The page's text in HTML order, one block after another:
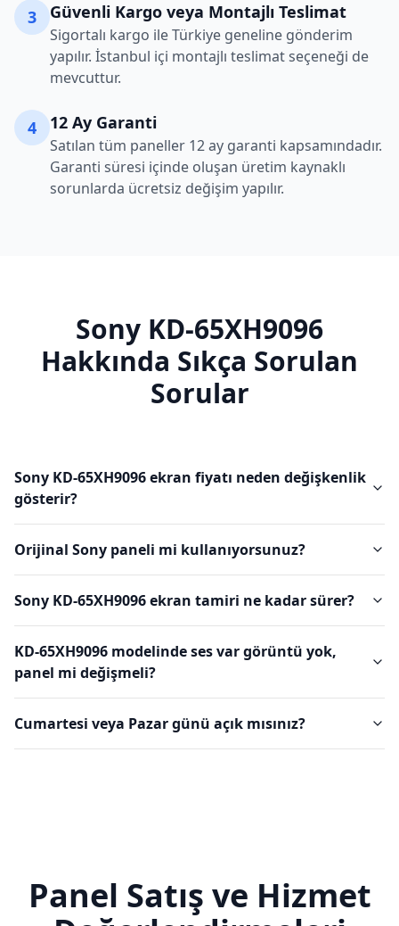
3 Güvenli Kargo veya Montajlı Teslimat
Sigortalı kargo ile Türkiye geneline gönderim
yapılır. İstanbul içi montajlı teslimat seçeneği de
mevcuttur.
4 12 Ay Garanti
Satılan tüm paneller 12 ay garanti kapsamındadır.
Garanti süresi içinde oluşan üretim kaynaklı
sorunlarda ücretsiz değişim yapılır.
Sony KD-65XH9096
Hakkında Sıkça Sorulan
Sorular
Sony KD-65XH9096 ekran fiyatı neden değişkenlik
gösterir?
Orijinal Sony paneli mi kullanıyorsunuz?
Sony KD-65XH9096 ekran tamiri ne kadar sürer?
KD-65XH9096 modelinde ses var görüntü yok,
panel mi değişmeli?
Cumartesi veya Pazar günü açık mısınız?
Panel Satış ve Hizmet